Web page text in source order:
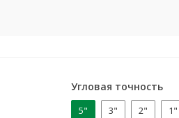
Угловая точность
5" 3" 2" 1"